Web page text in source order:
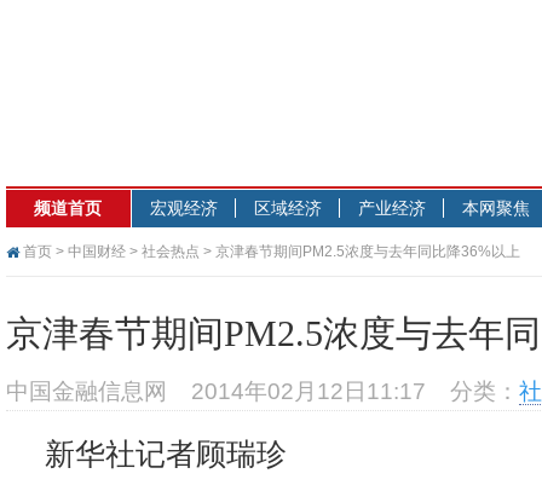
频道首页 宏观经济 区域经济 产业经济 本网聚焦
首页 > 中国财经 > 社会热点 > 京津春节期间PM2.5浓度与去年同比降36%以上
京津春节期间PM2.5浓度与去年
中国金融信息网 2014年02月12日11:17 分类：
新华社记者顾瑞珍